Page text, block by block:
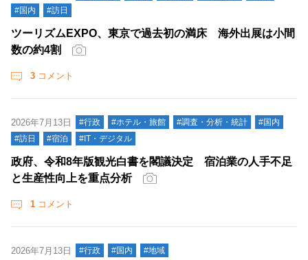
#国内
#訪日
ツーリズムEXPO、東京で過去初の満床 海外出展は小間
数の約4割
3 コメント
2026年7月13日 #行政 #ホテル・旅館 #調査・分析・統計
#国内
#訪日
#宿泊 #IT・デジタル
政府、令和8年版観光白書を閣議決定 宿泊業の人手不足
と生産性向上を重点分析
1 コメント
2026年7月13日 #行政 #国内 #地域